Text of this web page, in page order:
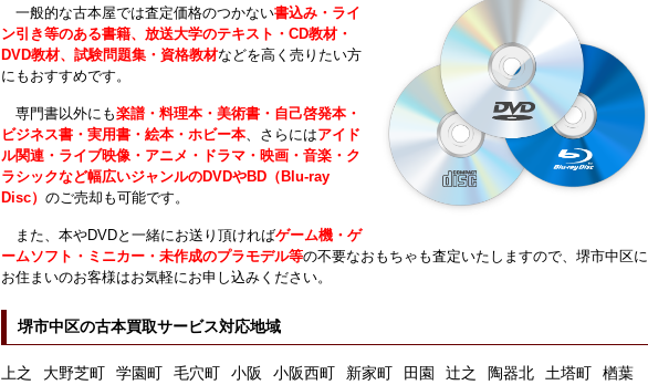
一般的な古本屋では査定価格のつかない書込み・ライ
ン引き等のある書籍、放送大学のテキスト・CD教材・
DVD教材、試験問題集・資格教材などを高く売りたい方
にもおすすめです。
専門書以外にも楽譜・料理本・美術書・自己啓発本・
ビジネス書・実用書・絵本・ホビー本、さらにはアイド
ル関連・ライブ映像・アニメ・ドラマ・映画・音楽・ク
ラシックなど幅広いジャンルのDVDやBD（Blu-ray
Disc） のご売却も可能です。
また、本やDVDと一緒にお送り頂ければゲーム機・ゲ
ームソフト・ミニカー・未作成のプラモデル等の不要なおもちゃも査定いたしますので、堺市中区に
お住まいのお客様はお気軽にお申し込みください。
堺市中区の古本買取サービス対応地域
上之 大野芝町 学園町 毛穴町 小阪 小阪西町 新家町 田園 辻之 陶器北 土塔町
楢葉